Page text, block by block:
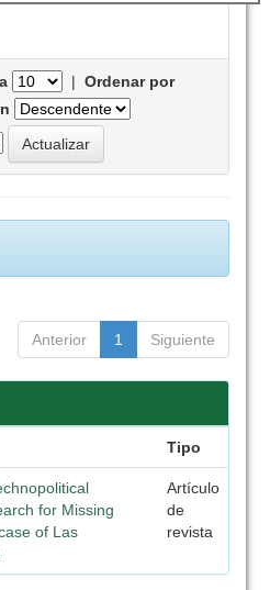
|Ordenar por
Anterior 1 Siguiente
Tipo
for Missing
of Las
Artículo
de
revista